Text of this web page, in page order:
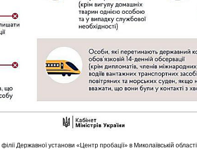
Державної установи «Центр пробації» в Миколаївській області